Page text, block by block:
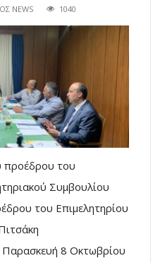
NEWS 1040
προέδρου του
Συμβουλίου
του Επιμελητηρίου
8 Οκτωβρίου